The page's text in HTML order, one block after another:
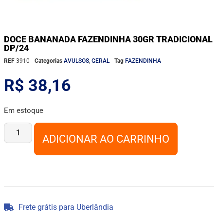
DOCE BANANADA FAZENDINHA 30GR TRADICIONAL
DP/24
REF 3910 Categorias AVULSOS GERAL Tag FAZENDINHA
R$ 38,16
Em estoque
ADICIONAR AO CARRINHO
Frete grátis para Uberlândia